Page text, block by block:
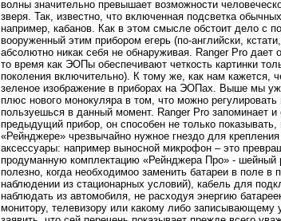
волны значительно превышает возможности
зверя. Так, известно, что включенная подсветка
например, кабанов. Как в этом смысле обстоит дело с
вооруженный этим прибором егерь (по-английски,
абсолютно никак себя не обнаруживая. Ranger Pro
то время как ЭОПы обеспечивают четкость картинки
поколения включительно). К тому же, как нам кажется,
зеленое изображение в приборах на ЭОПах. Выше мы
плюс нового монокуляра в том, что можно
пользуешься в данный момент. Ranger Pro запоминает
предыдущий прибор, он способен не только
«Рейнджере» чрезвычайно нужное гнездо для
аксессуары: например выносной микрофон – это
продуманную комплектацию «Рейнджера Про» - шейный
полезно, когда необходимоо заменить батареи в поле в
наблюдении из стационарных условий), кабель для
наблюдать из автомобиля, не расходуя энергию
монитору, телевизору или какому либо